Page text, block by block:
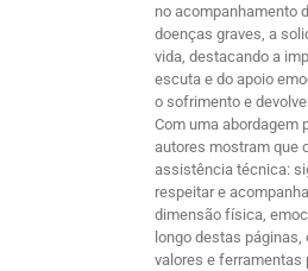
no acompanhamento
doenças graves, a
vida, destacando a
escuta e do apoio
o sofrimento e
Com uma abordagem
autores mostram que
assistência técnica:
respeitar e
dimensão física,
longo destas
valores e ferramentas